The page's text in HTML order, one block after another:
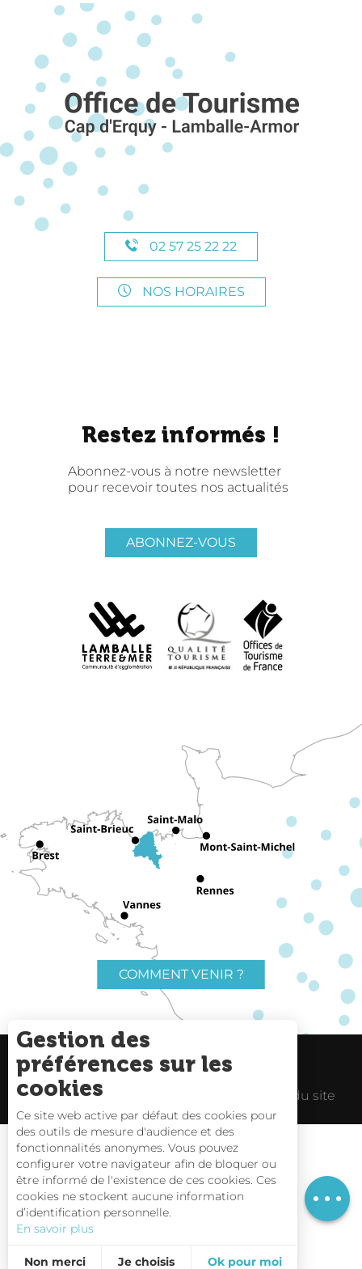
Horaires
02 57 25 22 22
NOS HORAIRES
Restez informés !
Abonnez-vous à notre newsletter
pour recevoir toutes nos actualités
ABONNEZ-VOUS
COMMENT VENIR ?
Charte du voyageur Liens utiles
Espace Pro Plan du site
Carte interactive
Gestion des
préférences sur les
cookies
Ce site web active par défaut des cookies pour
des outils de mesure d'audience et des
fonctionnalités anonymes. Vous pouvez
configurer votre navigateur afin de bloquer ou
être informé de l'existence de ces cookies. Ces
cookies ne stockent aucune information
d’identification personnelle.
En savoir plus
Non merci Je choisis Ok pour moi